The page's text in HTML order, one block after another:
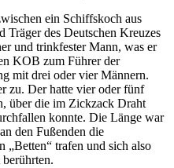
ein Schiffskoch aus
Träger des Deutschen Kreuzes
und trinkfester Mann, was er
KOB zum Führer der
mit drei oder vier Männern.
zu. Der hatte vier oder fünf
über die im Zickzack Draht
konnte. Die Länge war
den Fußenden die
Betten
trafen und sich also